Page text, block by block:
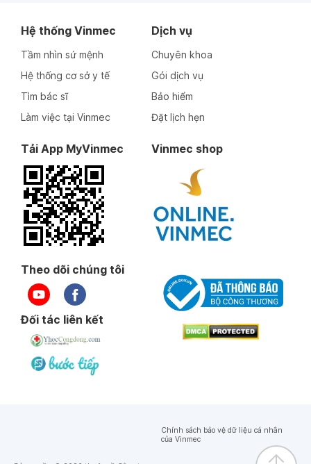
Hệ thống Vinmec
Tầm nhìn sứ mệnh
Hệ thống cơ sở y tế
Tìm bác sĩ
Làm việc tại Vinmec
Dịch vụ
Chuyên khoa
Gói dịch vụ
Bảo hiểm
Đặt lịch hẹn
Tải App MyVinmec Vinmec shop
Theo dõi chúng tôi
Đối tác liên kết
Chính sách bảo vệ dữ liệu cá nhân
của Vinmec